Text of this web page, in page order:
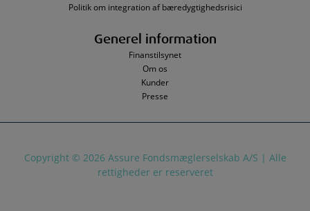
Politik om integration af bæredygtighedsrisici
Generel information
Finanstilsynet
Om os
Kunder
Presse
Copyright © 2026 Assure Fondsmæglerselskab A/S | Alle
rettigheder er reserveret